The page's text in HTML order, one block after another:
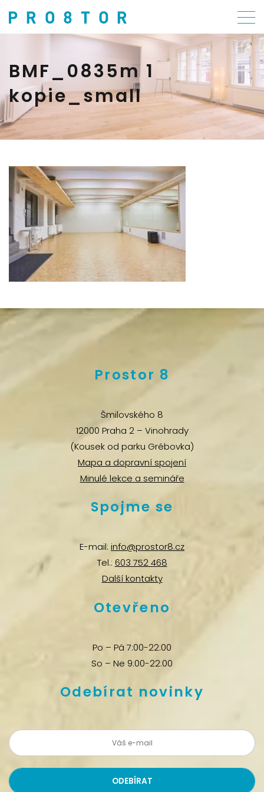
BMF_0835m 1
kopie_small
Prostor 8
Šmilovského 8
12000 Praha 2 – Vinohrady
(Kousek od parku Grébovka)
Mapa a dopravní spojení
Minulé lekce a semináře
Spojme se
E-mail: info@prostor8.cz
Tel.: 603 752 468
Další kontakty
Otevřeno
Po – Pá 7:00-22:00
So – Ne 9:00-22:00
Odebírat novinky